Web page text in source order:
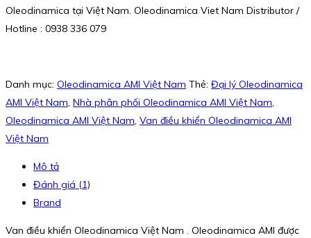
Oleodinamica tại Việt Nam. Oleodinamica Viet Nam Distributor /
Hotline : 0938 336 079
Danh mục: Oleodinamica AMI Việt Nam Thẻ: Đại lý Oleodinamica
AMI Việt Nam, Nhà phân phối Oleodinamica AMI Việt Nam,
Oleodinamica AMI Việt Nam, Van điều khiển Oleodinamica AMI
Việt Nam
Mô tả
Đánh giá (1)
Brand
Van điều khiển Oleodinamica Việt Nam . Oleodinamica AMI được